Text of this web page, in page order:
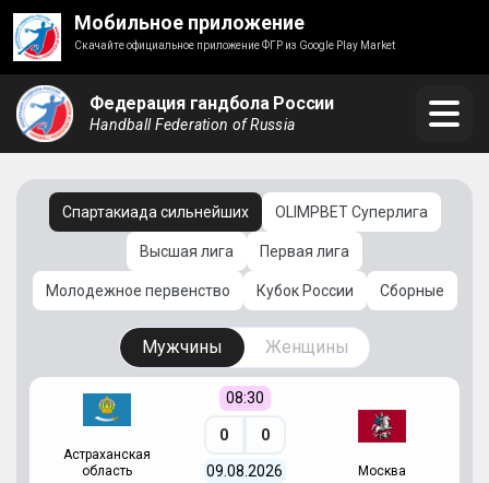
Мобильное приложение
Скачайте официальное приложение ФГР из Google Play Market
Федерация гандбола России
Handball Federation of Russia
Спартакиада сильнейших OLIMPBET Суперлига
Высшая лига Первая лига
Молодежное первенство Кубок России Сборные
Мужчины Женщины
Астраханская
область
08:30
0 0
09.08.2026 Москва